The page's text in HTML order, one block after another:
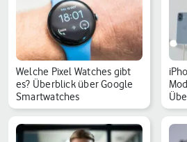
Welche Pixel Watches gibt
es? Überblick über Google
Smartwatches